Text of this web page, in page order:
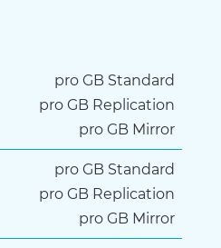
pro GB Standard
pro GB Replication
pro GB Mirror
pro GB Standard
pro GB Replication
pro GB Mirror